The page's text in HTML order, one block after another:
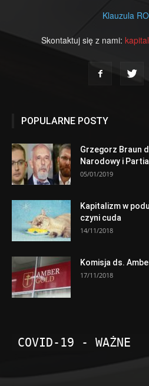
Klauzula
Skontaktuj się z nami:
POPULARNE POSTY
Grzegorz Braun
Narodowy i
05/01/2019
Kapitalizm w
czyni cuda
14/11/2018
Komisja ds.
17/11/2018
COVID-19 - WAŻNE